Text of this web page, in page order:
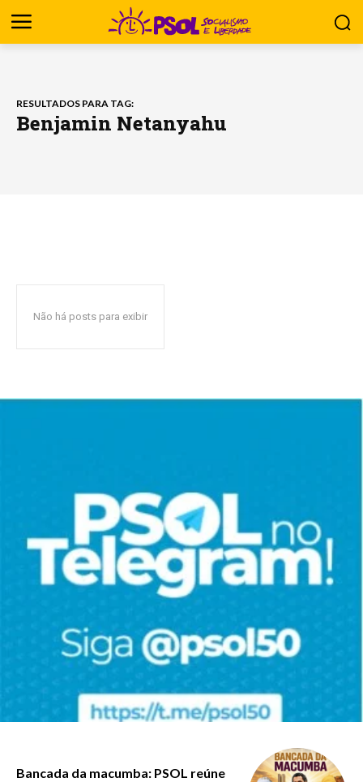
RESULTADOS PARA TAG:
Benjamin Netanyahu
Não há posts para exibir
Bancada da macumba: PSOL reúne